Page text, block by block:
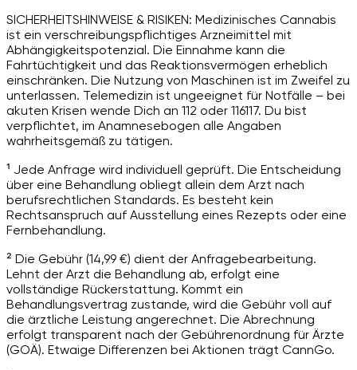
SICHERHEITSHINWEISE & RISIKEN: Medizinisches Cannabis
ist ein verschreibungspflichtiges Arzneimittel mit
Abhängigkeitspotenzial. Die Einnahme kann die
Fahrtüchtigkeit und das Reaktionsvermögen erheblich
einschränken. Die Nutzung von Maschinen ist im Zweifel zu
unterlassen. Telemedizin ist ungeeignet für Notfälle – bei
akuten Krisen wende Dich an 112 oder 116117. Du bist
verpflichtet, im Anamnesebogen alle Angaben
wahrheitsgemäß zu tätigen.
¹ Jede Anfrage wird individuell geprüft. Die Entscheidung
über eine Behandlung obliegt allein dem Arzt nach
berufsrechtlichen Standards. Es besteht kein
Rechtsanspruch auf Ausstellung eines Rezepts oder eine
Fernbehandlung.
² Die Gebühr (14,99 €) dient der Anfragebearbeitung.
Lehnt der Arzt die Behandlung ab, erfolgt eine
vollständige Rückerstattung. Kommt ein
Behandlungsvertrag zustande, wird die Gebühr voll auf
die ärztliche Leistung angerechnet. Die Abrechnung
erfolgt transparent nach der Gebührenordnung für Ärzte
(GOÄ). Etwaige Differenzen bei Aktionen trägt CannGo.